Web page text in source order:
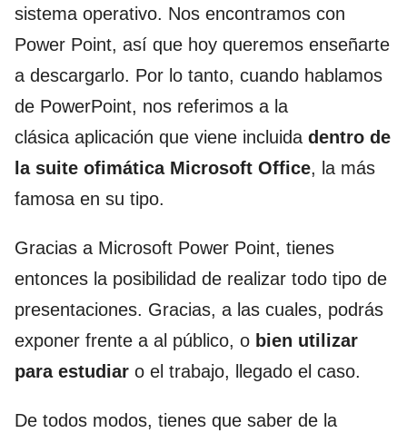
sistema operativo. Nos encontramos con
Power Point, así que hoy queremos enseñarte
a descargarlo. Por lo tanto, cuando hablamos
de PowerPoint, nos referimos a la
clásica aplicación que viene incluida dentro de
la suite ofimática Microsoft Office, la más
famosa en su tipo.
Gracias a Microsoft Power Point, tienes
entonces la posibilidad de realizar todo tipo de
presentaciones. Gracias, a las cuales, podrás
exponer frente a al público, o bien utilizar
para estudiar o el trabajo, llegado el caso.
De todos modos, tienes que saber de la